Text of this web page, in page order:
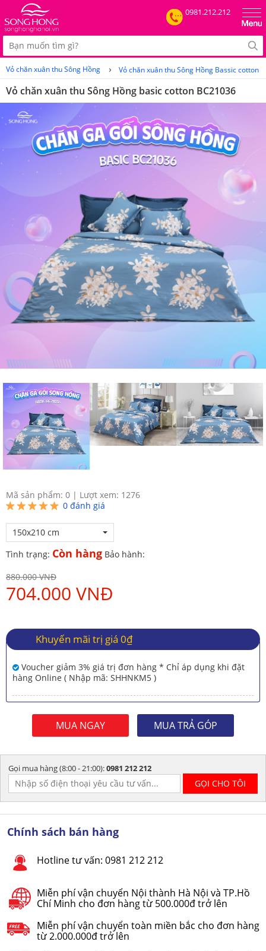
0981.212.212
Vỏ chăn xuân thu Sông Hồng › Vỏ chăn xuân thu Sông Hồng Bassic cotton
Vỏ chăn xuân thu Sông Hồng basic cotton BC21036
Mã sản phẩm: 0 | Lượt xem: 1276
0 đánh giá
150x210 cm
Tình trạng: Còn hàng Bảo hành:
880.000 VNĐ
704.000 VNĐ
Khuyến mãi trị giá 0₫
Voucher giảm 3% giá trị đơn hàng * Chỉ áp dụng khi đặt
hàng Online ( Nhập mã: SHHNKM5 )
MUA NGAY MUA TRẢ GÓP
Gọi mua hàng (8:00 - 21:00):0981 212 212
Chính sách bán hàng
Hotline tư vấn: 0981 212 212
Miễn phí vận chuyển Nội thành Hà Nội và TP.Hồ
Chí Minh cho đơn hàng từ 500.000đ trở lên
Miễn phí vận chuyển toàn miền bắc cho đơn hàng
từ 2.000.000đ trở lên